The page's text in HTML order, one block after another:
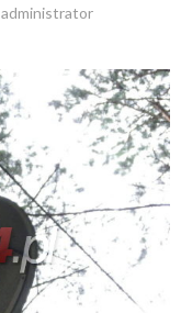
administrator